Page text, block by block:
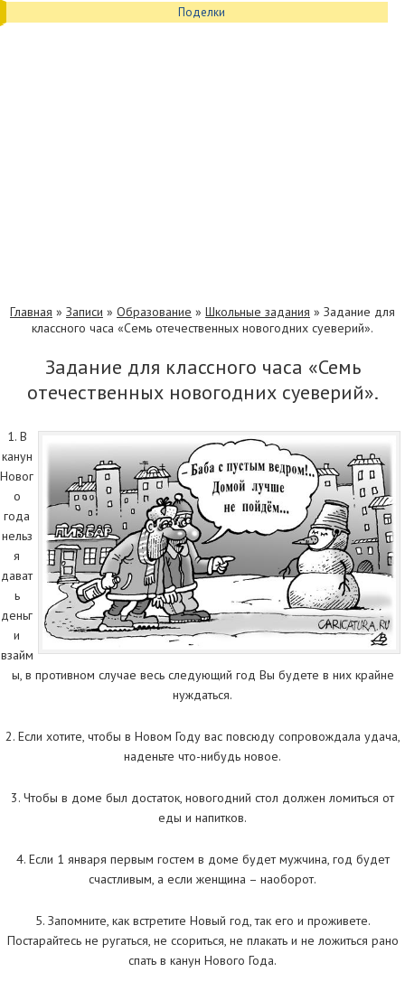
Поделки
Главная » Записи » Образование » Школьные задания » Задание для
классного часа «Семь отечественных новогодних суеверий».
Задание для классного часа «Семь
отечественных новогодних суеверий».
1. В
канун
Новог
о
года
нельз
я
дават
ь
деньг
и
взайм
ы, в противном случае весь следующий год Вы будете в них крайне
нуждаться.
2. Если хотите, чтобы в Новом Году вас повсюду сопровождала удача,
наденьте что-нибудь новое.
3. Чтобы в доме был достаток, новогодний стол должен ломиться от
еды и напитков.
4. Если 1 января первым гостем в доме будет мужчина, год будет
счастливым, а если женщина – наоборот.
5. Запомните, как встретите Новый год, так его и проживете.
Постарайтесь не ругаться, не ссориться, не плакать и не ложиться рано
спать в канун Нового Года.